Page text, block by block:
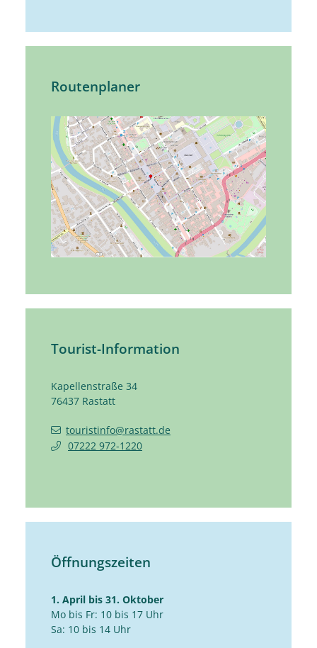
Routenplaner
Tourist-Information
Kapellenstraße 34
76437 Rastatt
touristinfo@rastatt.de
07222 972-1220
Öffnungszeiten
1. April bis 31. Oktober
Mo bis Fr: 10 bis 17 Uhr
Sa: 10 bis 14 Uhr